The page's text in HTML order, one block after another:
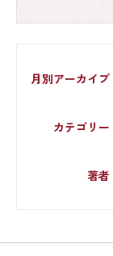
月別アーカイブ
カテゴリー
著者